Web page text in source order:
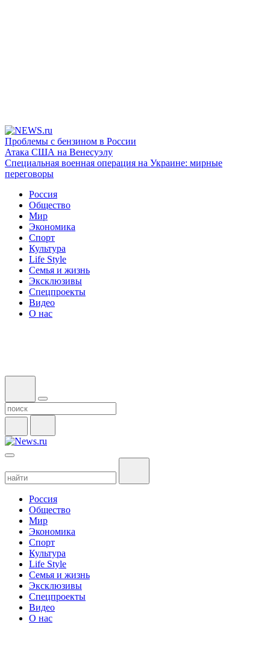
Проблемы с бензином в России
Атака США на Венесуэлу
Специальная военная операция на Украине: мирные
переговоры
Россия
Общество
Мир
Экономика
Спорт
Культура
Life Style
Семья и жизнь
Эксклюзивы
Спецпроекты
Видео
О нас
Россия
Общество
Мир
Экономика
Спорт
Культура
Life Style
Семья и жизнь
Эксклюзивы
Спецпроекты
Видео
О нас